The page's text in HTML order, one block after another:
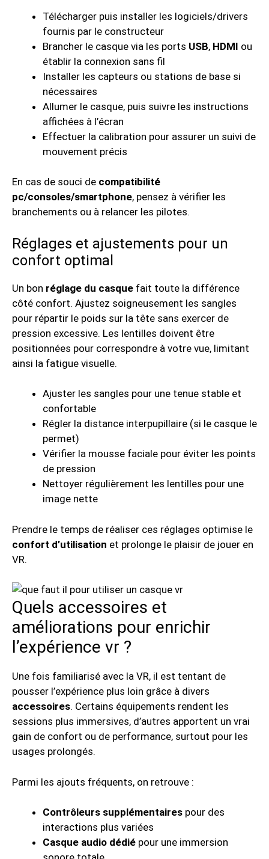
Télécharger puis installer les logiciels/drivers
fournis par le constructeur
Brancher le casque via les ports USB, HDMI ou
établir la connexion sans fil
Installer les capteurs ou stations de base si
nécessaires
Allumer le casque, puis suivre les instructions
affichées à l’écran
Effectuer la calibration pour assurer un suivi de
mouvement précis
En cas de souci de compatibilité
pc/consoles/smartphone, pensez à vérifier les
branchements ou à relancer les pilotes.
Réglages et ajustements pour un
confort optimal
Un bon réglage du casque fait toute la différence
côté confort. Ajustez soigneusement les sangles
pour répartir le poids sur la tête sans exercer de
pression excessive. Les lentilles doivent être
positionnées pour correspondre à votre vue, limitant
ainsi la fatigue visuelle.
Ajuster les sangles pour une tenue stable et
confortable
Régler la distance interpupillaire (si le casque le
permet)
Vérifier la mousse faciale pour éviter les points
de pression
Nettoyer régulièrement les lentilles pour une
image nette
Prendre le temps de réaliser ces réglages optimise le
confort d’utilisation et prolonge le plaisir de jouer en
VR.
Quels accessoires et
améliorations pour enrichir
l’expérience vr ?
Une fois familiarisé avec la VR, il est tentant de
pousser l’expérience plus loin grâce à divers
accessoires. Certains équipements rendent les
sessions plus immersives, d’autres apportent un vrai
gain de confort ou de performance, surtout pour les
usages prolongés.
Parmi les ajouts fréquents, on retrouve :
Contrôleurs supplémentaires pour des
interactions plus variées
Casque audio dédié pour une immersion